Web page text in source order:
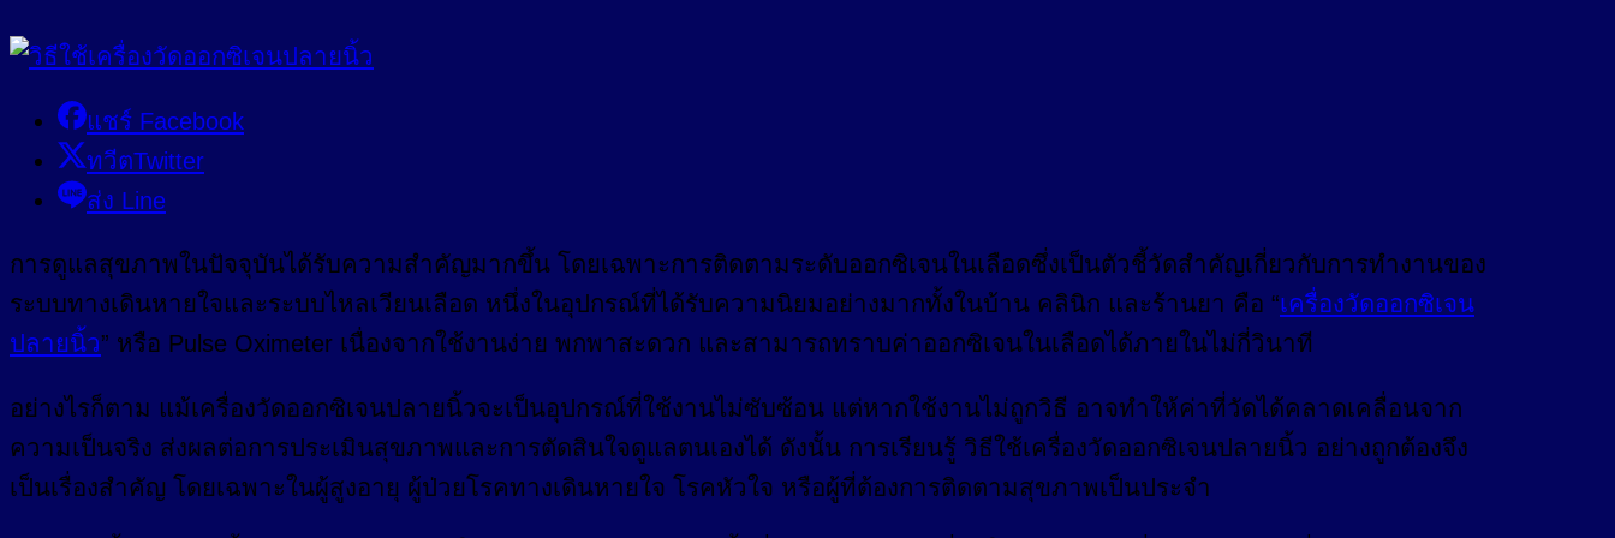
แชร์ Facebook
ทวีตTwitter
ส่ง Line
การดูแลสุขภาพในปัจจุบันได้รับความสำคัญมากขึ้น โดยเฉพาะการติดตามระดับออกซิเจนในเลือดซึ่งเป็นตัวชี้วัดสำคัญเกี่ยวกับการทำงานของ
ระบบทางเดินหายใจและระบบไหลเวียนเลือด หนึ่งในอุปกรณ์ที่ได้รับความนิยมอย่างมากทั้งในบ้าน คลินิก และร้านยา คือ “เครื่องวัดออกซิเจน
ปลายนิ้ว” หรือ Pulse Oximeter เนื่องจากใช้งานง่าย พกพาสะดวก และสามารถทราบค่าออกซิเจนในเลือดได้ภายในไม่กี่วินาที
อย่างไรก็ตาม แม้เครื่องวัดออกซิเจนปลายนิ้วจะเป็นอุปกรณ์ที่ใช้งานไม่ซับซ้อน แต่หากใช้งานไม่ถูกวิธี อาจทำให้ค่าที่วัดได้คลาดเคลื่อนจาก
ความเป็นจริง ส่งผลต่อการประเมินสุขภาพและการตัดสินใจดูแลตนเองได้ ดังนั้น การเรียนรู้ วิธีใช้เครื่องวัดออกซิเจนปลายนิ้ว อย่างถูกต้องจึง
เป็นเรื่องสำคัญ โดยเฉพาะในผู้สูงอายุ ผู้ป่วยโรคทางเดินหายใจ โรคหัวใจ หรือผู้ที่ต้องการติดตามสุขภาพเป็นประจำ